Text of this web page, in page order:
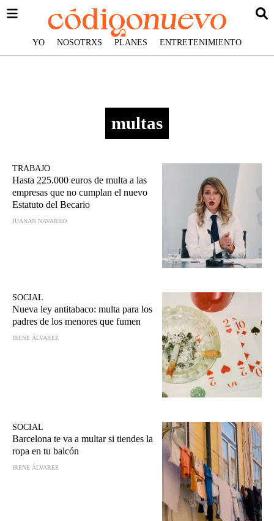
YO NOSOTRXS PLANES ENTRETENIMIENTO
multas
TRABAJO
Hasta 225.000 euros de multa a las
empresas que no cumplan el nuevo
Estatuto del Becario
JUANAN NAVARRO
SOCIAL
Nueva ley antitabaco: multa para los
padres de los menores que fumen
IRENE ÁLVAREZ
SOCIAL
Barcelona te va a multar si tiendes la
ropa en tu balcón
IRENE ÁLVAREZ